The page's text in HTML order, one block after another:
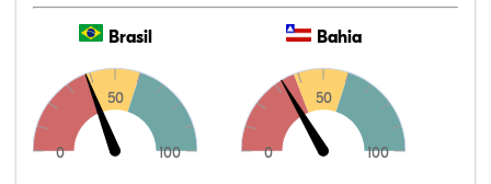
Brasil
0
50
100
Bahia
0
50
100